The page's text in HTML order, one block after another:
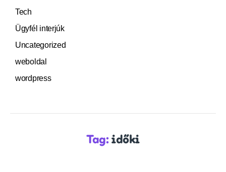
Tech
Ügyfél interjúk
Uncategorized
weboldal
wordpress
Tag: időki